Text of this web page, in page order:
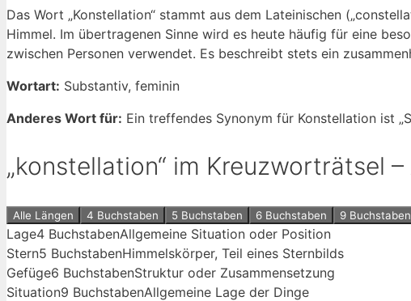
Das Wort „Konstellation“ stammt aus dem Lateinischen
Himmel. Im übertragenen Sinne wird es heute häufig für eine
zwischen Personen verwendet. Es beschreibt stets ein
Wortart: Substantiv, feminin
Anderes Wort für: Ein treffendes Synonym für Konstellation ist
„konstellation“ im Kreuzworträtsel
Alle Längen 4 Buchstaben 5 Buchstaben 6 Buchstaben 9 Buchstaben
Lage4 BuchstabenAllgemeine Situation oder Position
Stern5 BuchstabenHimmelskörper, Teil eines Sternbilds
Gefüge6 BuchstabenStruktur oder Zusammensetzung
Situation9 BuchstabenAllgemeine Lage der Dinge